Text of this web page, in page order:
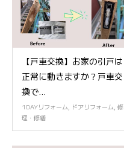
【戸車交換】お家の引戸は
正常に動きますか？戸車交
換で...
1DAYリフォーム ドアリフォーム 修
理・修繕